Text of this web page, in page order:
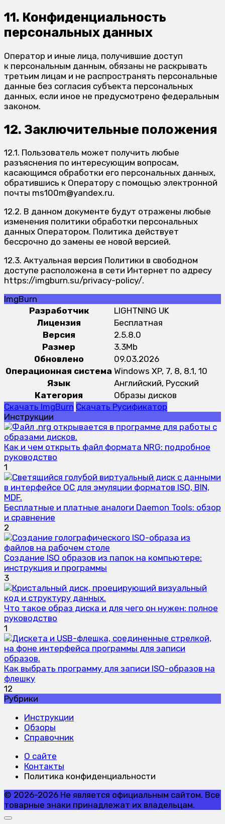
11. Конфиденциальность
персональных данных
Оператор и иные лица, получившие доступ
к персональным данным, обязаны не раскрывать
третьим лицам и не распространять персональные
данные без согласия субъекта персональных
данных, если иное не предусмотрено федеральным
законом.
12. Заключительные положения
12.1. Пользователь может получить любые
разъяснения по интересующим вопросам,
касающимся обработки его персональных данных,
обратившись к Оператору с помощью электронной
почты ms100m@yandex.ru.
12.2. В данном документе будут отражены любые
изменения политики обработки персональных
данных Оператором. Политика действует
бессрочно до замены ее новой версией.
12.3. Актуальная версия Политики в свободном
доступе расположена в сети Интернет по адресу
https://imgburn.su/privacy-policy/.
ImgBurn
Разработчик
LIGHTNING UK
Лицензия
Бесплатная
Версия
2.5.8.0
Размер
3.3Mb
Обновлено
09.03.2026
Операционная система Windows XP, 7, 8, 8.1, 10
Язык
Английский, Русский
Категория
Образы дисков
Скачать ImgBurn Скачать Русификатор
Инструкции
Как и чем открыть файл формата NRG: подробное
руководство
1
Бесплатные и платные аналоги Daemon Tools: обзор
и сравнение
2
Создание ISO образов из папок на компьютере:
инструкция и программы
3
Что такое образ диска и для чего он нужен: полное
руководство
1
Как выбрать программу для записи ISO-образов на
флешку
12
Рубрики
Инструкции
Обзоры
Справочник
О сайте
Контакты
Политика конфиденциальности
© 2026-2026 Не является официальным сайтом. Все
товарные знаки принадлежат их владельцам.